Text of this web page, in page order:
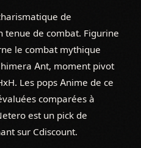
de
tenue de combat. Figurine
le combat mythique
Ant, moment pivot
Les pops Anime de ce
comparées à
est un pick de
sur Cdiscount.